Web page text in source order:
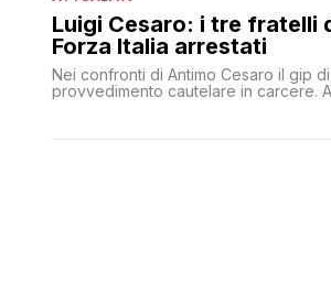
Luigi Cesaro: i tre fratelli
Forza Italia arrestati
Nei confronti di Antimo Cesaro il gip
provvedimento cautelare in carcere.